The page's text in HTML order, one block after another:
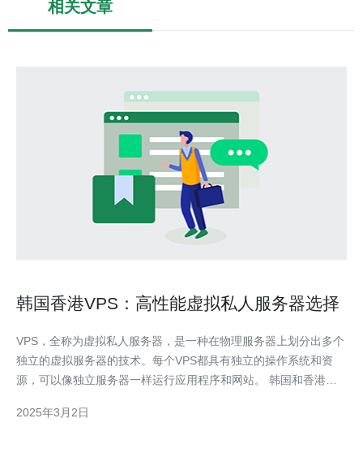
相关文章
韩国香港VPS：高性能虚拟私人服务器选择
VPS，全称为虚拟私人服务器，是一种在物理服务器上划分出多个
独立的虚拟服务器的技术。每个VPS都具有独立的操作系统和资
源，可以像独立服务器一样运行应用程序和网站。 韩国和香港是
网连接。选择韩国香港VPS可以获得以下优势： 稳定的网络连
2025年3月2日